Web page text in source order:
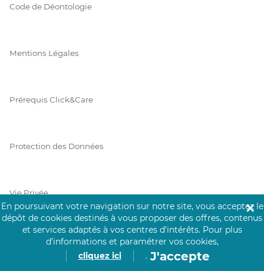
Code de Déontologie
Mentions Légales
Prérequis Click&Care
Protection des Données
Vie Privée
PAIEMENT SÉCURISÉ
En poursuivant votre navigation sur notre site, vous acceptez le
dépôt de cookies destinés à vous proposer des offres, contenus
et services adaptés à vos centres d’intérêts. Pour plus
d’informations et paramétrer vos cookies,
cliquez ici
. J'accepte
✕